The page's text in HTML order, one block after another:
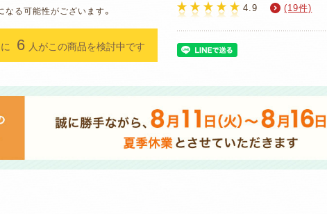
6 人がこの商品を検討中です
4.9
(19件)